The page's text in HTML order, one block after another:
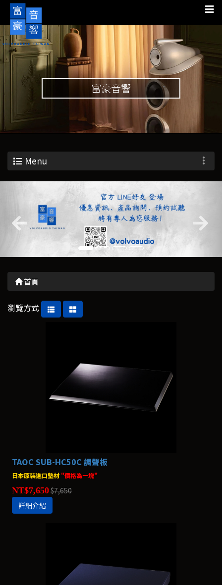
富豪音響
Menu
首頁
瀏覽方式
TAOC SUB-HC50C 調聲板
日本原裝進口墊材 "價格為一塊"
NT$7,650$7,650
詳細介紹